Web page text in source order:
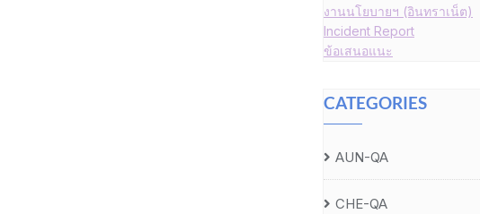
งานนโยบายฯ (อินทราเน็ต)
Incident Report
ข้อเสนอแนะ
CATEGORIES
AUN-QA
CHE-QA